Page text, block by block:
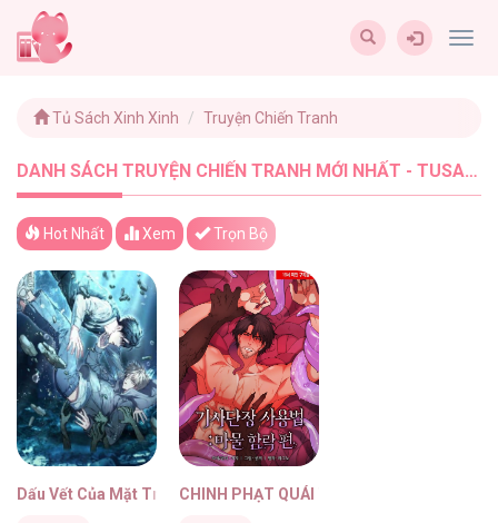
Tủ Sách Xinh Xinh Truyện Chiến Tranh
DANH SÁCH TRUYỆN CHIẾN TRANH MỚI NHẤT - TUSACHXINHXINH (2)
Hot Nhất Xem Trọn Bộ
Dấu Vết Của Mặt Trời CHINH PHẠT QUÁI VẬT